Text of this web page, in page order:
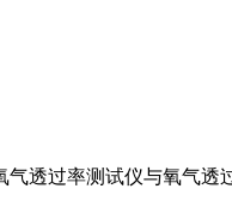
气透过率测试仪与氧气透